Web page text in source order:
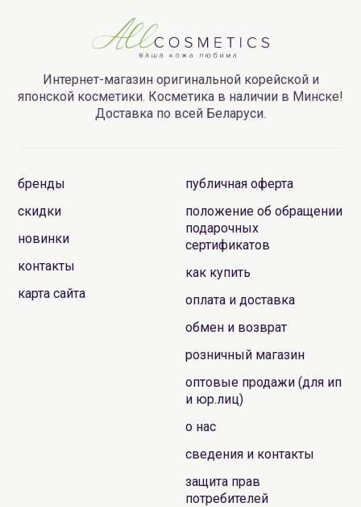
Интернет-магазин оригинальной корейской и
японской косметики. Косметика в наличии в Минске!
Доставка по всей Беларуси.
бренды
скидки
новинки
контакты
карта сайта
публичная оферта
положение об обращении
подарочных
сертификатов
как купить
оплата и доставка
обмен и возврат
розничный магазин
оптовые продажи (для ип
и юр.лиц)
о нас
сведения и контакты
защита прав
потребителей